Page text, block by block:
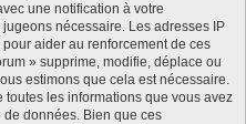
une notification à votre
nécessaire. Les adresses IP
aider au renforcement de ces
» supprime, modifie, déplace ou
estimons que cela est nécessaire.
toutes les informations que vous avez
données. Bien que ces